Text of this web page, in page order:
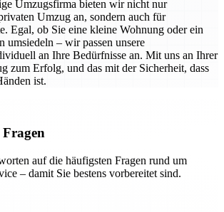
Umzugsfirma bieten wir nicht nur
Umzug an, sondern auch für
Egal, ob Sie eine kleine Wohnung oder ein
umsiedeln – wir passen unsere
an Ihre Bedürfnisse an. Mit uns an Ihrer
zum Erfolg, und das mit der Sicherheit, dass
ist.
auf die häufigsten Fragen rund um
– damit Sie bestens vorbereitet sind.